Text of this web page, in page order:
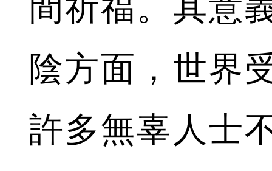
間祈福。其意
陰方面，世界
許多無辜人士